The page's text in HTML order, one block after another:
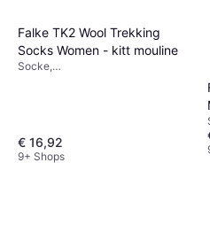
Falke TK2 Wool Trekking
Socks Women - kitt mouline
Socke,
€ 16,92
9+ Shops